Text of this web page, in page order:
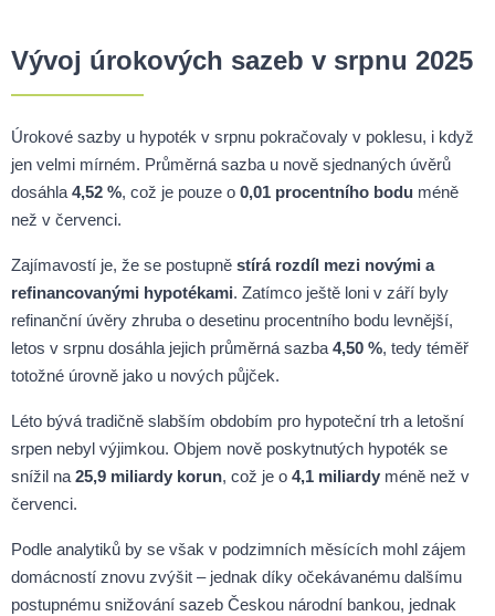
Vývoj úrokových sazeb v srpnu 2025
Úrokové sazby u hypoték v srpnu pokračovaly v poklesu, i když
jen velmi mírném. Průměrná sazba u nově sjednaných úvěrů
dosáhla4,52 %, což je pouze o 0,01 procentního bodu méně
než v červenci.
Zajímavostí je, že se postupně stírá rozdíl mezi novými a
refinancovanými hypotékami. Zatímco ještě loni v září byly
refinanční úvěry zhruba o desetinu procentního bodu levnější,
letos v srpnu dosáhla jejich průměrná sazba4,50 %, tedy téměř
totožné úrovně jako u nových půjček.
Léto bývá tradičně slabším obdobím pro hypoteční trh a letošní
srpen nebyl výjimkou. Objem nově poskytnutých hypoték se
snížil na25,9 miliardy korun, což je o 4,1 miliardy méně než v
červenci.
Podle analytiků by se však v podzimních měsících mohl zájem
domácností znovu zvýšit – jednak díky očekávanému dalšímu
postupnému snižování sazeb Českou národní bankou, jednak